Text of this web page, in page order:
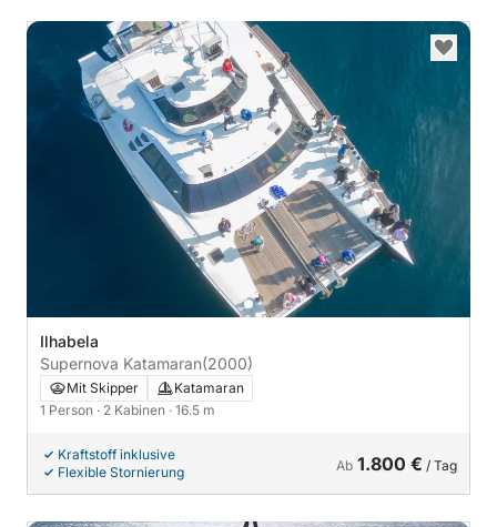
Ilhabela
Supernova Katamaran(2000)
Mit Skipper
Katamaran
1 Person · 2 Kabinen · 16.5 m
Kraftstoff inklusive
Flexible Stornierung
Ab 1.800 € / Tag